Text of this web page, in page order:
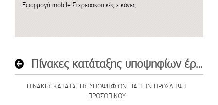
Εφαρμογή mobile Στερεοσκοπικές εικόνες
Πίνακες κατάταξης υποψηφίων έργου VHSS
ΠΙΝΑΚΕΣ ΚΑΤΑΤΑΞΗΣ ΥΠΟΨΗΦΙΩΝ ΓΙΑ ΤΗΝ ΠΡΟΣΛΗΨΗ
ΠΡΟΣΩΠΙΚΟΥ